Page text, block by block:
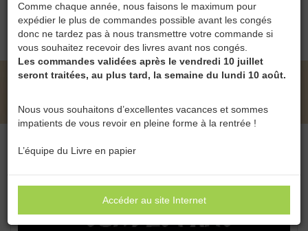
Comme chaque année, nous faisons le maximum pour
expédier le plus de commandes possible avant les congés
donc ne tardez pas à nous transmettre votre commande si
vous souhaitez recevoir des livres avant nos congés.
Les commandes validées après le vendredi 10 juillet
seront traitées, au plus tard, la semaine du lundi 10 août.
Nous vous souhaitons d’excellentes vacances et sommes
impatients de vous revoir en pleine forme à la rentrée !
L’équipe du Livre en papier
Accéder au site Internet
0
LE LIVRE EN PAPIER • ÉLUCUBRATIONS DE
GÉBU